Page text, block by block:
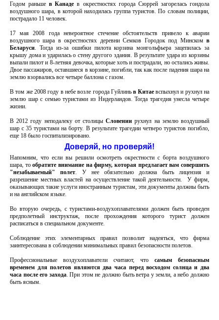
Годом раньшев Канаде в окрестностях города Сюррей загорелась гондола
воздушного шара, в которой находилась группа туристов. По словам полиции,
пострадало 11 человек.
17 мая 2008 года невероятное стечение обстоятельств привело к аварии
воздушного шара в окрестностях деревни Семков Городок под Минском в
Беларуси. Тогда из-за ошибки пилота корзина монгольфьера зацепилась за
крышу дома и ударилась о стену другого здания. В результате удара из корзины
выпали пилот и 8-летняя девочка, которые хоть и пострадали, но остались живы.
Двое пассажиров, оставшиеся в корзине, погибли, так как после падения шара на
землю взорвались все четыре баллона с газом.
В том же 2008 году в небе возле города Гуйлиньв Китаевспыхнул и рухнул на
землю шар с семью туристами из Нидерландов. Тогда трагедия унесла четыре
жизни.
В 2012 году неподалеку от столицыСловении рухнул на землю воздушный
шар с 35 туристами на борту. В результате трагедии четверо туристов погибло,
еще 18 было госпитализировано.
Доверяй, но проверяй!
Напомним, что если вы решили осмотреть окрестности с борта воздушного
шара, тообратите внимание на фирму, которая предлагает вам совершить
"незабываемый" полет. У нее обязательно должна быть лицензия и
разрешение местных властей на осуществление такой деятельности. У фирм,
оказывающих такие услуги иностранным туристам, эти документы должны быть
и на английском языке.
Во вторую очередь, с туристами-воздухоплавателями должен быть проведен
предполетный инструктаж, после прохождения которого турист должен
расписаться в специальном документе.
Соблюдение этих элементарных правил позволит надеяться, что фирма
заинтересована в соблюдении минимальных правил безопасности полетов.
Профессиональные воздухоплаватели считают, что самым безопасным
временем для полетов являются два часа перед восходом солнца и два
часа после его захода. При этом не должно быть ветра у земли, а небо должно
быть ясным.